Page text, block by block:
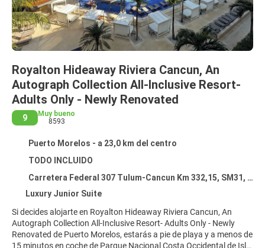
Royalton Hideaway Riviera Cancun, An
Autograph Collection All-Inclusive Resort-
Adults Only - Newly Renovated
9
Muy bueno
8593
Puerto Morelos - a 23,0 km del centro
TODO INCLUIDO
Carretera Federal 307 Tulum-Cancun Km 332,15, SM31, MZ 03, Puerto Morelos 77500
Luxury Junior Suite
Si decides alojarte en Royalton Hideaway Riviera Cancun, An
Autograph Collection All-Inclusive Resort- Adults Only - Newly
Renovated de Puerto Morelos, estarás a pie de playa y a menos de
15 minutos en coche de Parque Nacional Costa Occidental de Isla